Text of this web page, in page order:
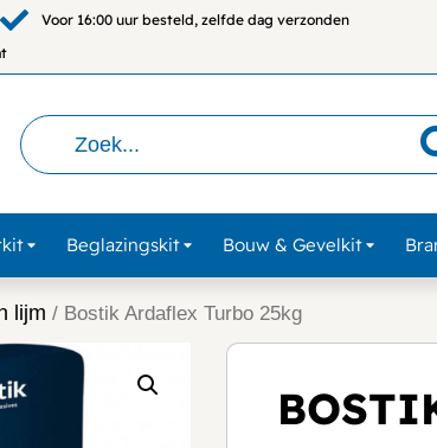
Voor 16:00 uur besteld, zelfde dag verzonden
Beglazingskit Bouw & Gevelkit
lijm / Bostik Ardaflex Turbo 25kg